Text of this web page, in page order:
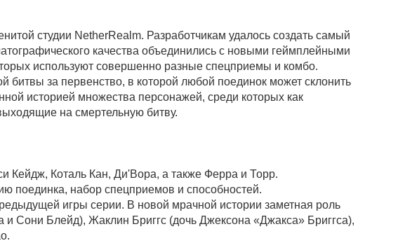
студии NetherRealm. Разработчикам удалось создать самый
качества объединились с новыми геймплейными
используют совершенно разные спецприемы и комбо.
битвы за первенство, в которой любой поединок может склонить
историей множества персонажей, среди которых как
на смертельную битву.
Кейдж, Коталь Кан, Ди'Вора, а также Ферра и Торр.
поединка, набор спецприемов и способностей.
игры серии. В новой мрачной истории заметная роль
Сони Блейд), Жаклин Бриггс (дочь Джексона «Джакса» Бриггса),